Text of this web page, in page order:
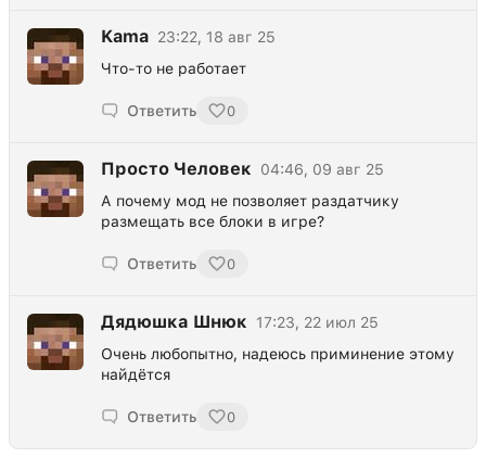
Kama 23:22, 18 авг 25
Что-то не работает
Ответить 0
Просто Человек
04:46, 09 авг 25
А почему мод не позволяет раздатчику
размещать все блоки в игре?
Ответить 0
Дядюшка Шнюк
17:23, 22 июл 25
Очень любопытно, надеюсь приминение этому
найдётся
Ответить 0